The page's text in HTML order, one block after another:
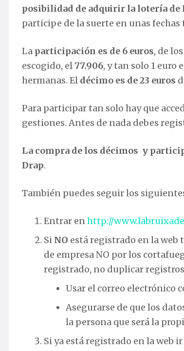
posibilidad de adquirir la lotería de
participe de la suerte en unas
La participación es de 6 euros, de
escogido, el 77.906, y tan solo 1 euro
hermanas. El décimo es de 23 euros
Para participar tan solo hay que
gestiones. Antes de nada debes
La compra de los décimos y
Drap.
También puedes seguir los
Entrar enhttp://
Si NO está registrado en la web
de empresa NO por los
registrado, no duplicar
Usar el correo electrónico
Asegurarse de que los
la persona que será la
Si ya está registrado en la web